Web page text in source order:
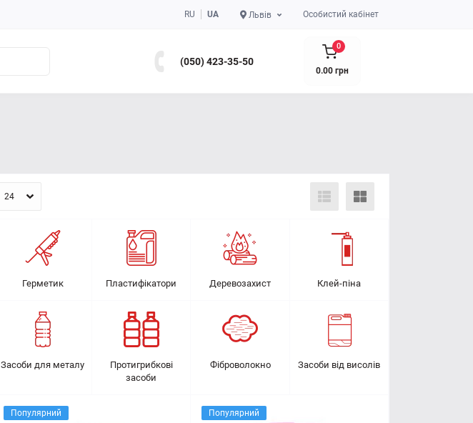
RU UA Львів Особистий кабінет
(050) 423-35-50
0
0.00 грн
Герметик Пластифікатори Деревозахист Клей-піна
Засоби для металу
Протигрибкові
засоби
Фіброволокно Засоби від висолів
Популярний Популярний